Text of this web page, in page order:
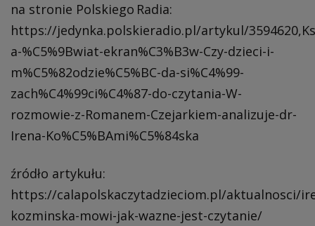
na stronie Polskiego Radia:
https://jedynka.polskieradio.pl/artykul/
a-%C5%9Bwiat-ekran%C3%B3w-Czy-dzieci-i-
m%C5%82odzie%C5%BC-da-si%C4%99-
zach%C4%99ci%C4%87-do-czytania-W-
rozmowie-z-Romanem-Czejarkiem-analizuje-dr-
Irena-Ko%C5%BAmi%C5%84ska
źródło artykułu:
https://calapolskaczytadzieciom.pl/aktualnosci/
kozminska-mowi-jak-wazne-jest-czytanie/